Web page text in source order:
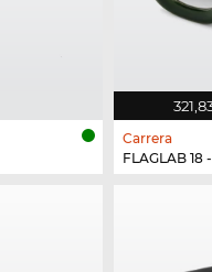
Carrera
FLAGLAB 18